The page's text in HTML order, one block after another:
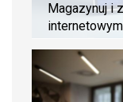
Magazynuj i
internetowym